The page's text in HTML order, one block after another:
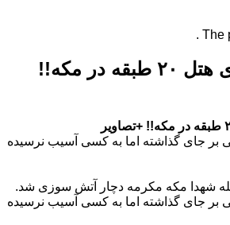
The
حاثه آتش سوزی هتل ۲۰ طبقه در مکه!!
بر جای گذاشته اما به کسی آسیب نرسیده
در محله شهدا مکه مکرمه دچار آتش سوزی شد.
بر جای گذاشته اما به کسی آسیب نرسیده